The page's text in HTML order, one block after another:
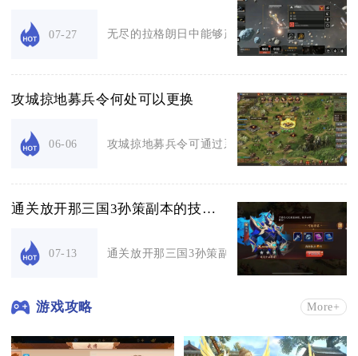
07-27 无尽的拉格朗日中能够产出技术值的任务分为两
攻城掠地募兵令何处可以更换
06-06 攻城掠地募兵令可通过系统每日赠送、集市银币
通关放开那三国3孙策副本的技巧有哪些
07-13 通关放开那三国3孙策副本的核心是吴国灼烧流
游戏攻略 More+